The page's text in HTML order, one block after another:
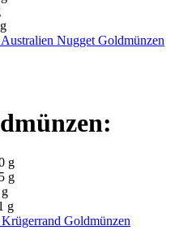
Nugget Goldmünzen
g
g
g
Goldmünzen